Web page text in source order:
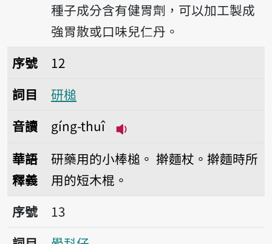
種子成分含有健胃劑，可以加工製成
強胃散或口味兒仁丹。
序號12研槌
序號
12
詞目
研槌
音讀
gíng-thuî
華語
釋義
研藥用的小棒槌。 擀麵杖。擀麵時所
用的短木棍。
序號13鱟𣁳仔
序號
13